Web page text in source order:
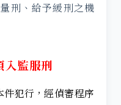
刑、給予緩刑之機
入監服刑
犯行，經偵審程序